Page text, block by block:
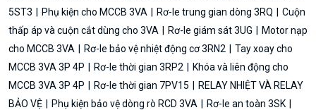
5ST3
Phụ kiện cho MCCB 3VA Rơ-le trung gian dòng 3RQ
Cuộn
thấp áp và cuộn cắt dùng cho 3VA
Rơ-le giám sát 3UG
Motor nạp
cho MCCB 3VA
Rơ-le bảo vệ nhiệt động cơ 3RN2
Tay xoay cho
MCCB 3VA 3P 4P
Rơ-le thời gian 3RP2
Khóa và liên động cho
MCCB 3VA 3P 4P
Rơ-le thời gian 7PV15
RELAY NHIỆT VÀ RELAY
BẢO VỆ
Phụ kiện bảo vệ dòng rò RCD 3VA
Rơ-le an toàn 3SK